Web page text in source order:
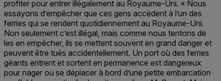
profiter pour entrer illégalement au Royaume-Uni. « Nous
essayons d’empêcher que ces gens accèdent à l’un des
ferries qui se rendent quotidiennement au Royaume-Uni.
Non seulement c’est illégal, mais comme nous tentons de
les en empêcher, ils se mettent souvent en grand danger et
peuvent être tués accidentellement. Un port où des ferries
géants entrent et sortent en permanence est dangereux
pour nager ou se déplacer à bord d’une petite embarcation